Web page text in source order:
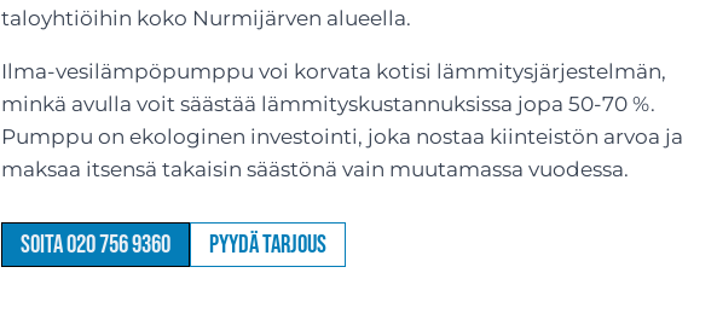
taloyhtiöihin koko Nurmijärven alueella.
Ilma-vesilämpöpumppu voi korvata kotisi lämmitysjärjestelmän,
minkä avulla voit säästää lämmityskustannuksissa jopa 50-70 %.
Pumppu on ekologinen investointi, joka nostaa kiinteistön arvoa ja
maksaa itsensä takaisin säästönä vain muutamassa vuodessa.
Soita 020 756 9360 Pyydä tarjous